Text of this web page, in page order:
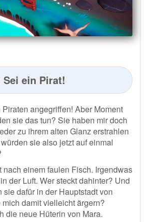
ein Pirat!
angegriffen! Aber Moment
sie das tun? Sie haben mir doch
zu ihrem alten Glanz erstrahlen
sie also jetzt auf einmal
einem faulen Fisch. Irgendwas
der Luft. Wer steckt dahinter? Und
dafür in der Hauptstadt von
damit vielleicht ärgern?
die neue Hüterin von Mara.